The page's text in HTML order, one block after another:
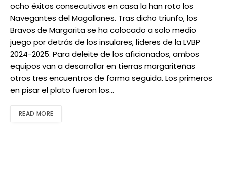
ocho éxitos consecutivos en casa la han roto los
Navegantes del Magallanes. Tras dicho triunfo, los
Bravos de Margarita se ha colocado a solo medio
juego por detrás de los insulares, líderes de la LVBP
2024-2025. Para deleite de los aficionados, ambos
equipos van a desarrollar en tierras margariteñas
otros tres encuentros de forma seguida. Los primeros
en pisar el plato fueron los…
READ MORE